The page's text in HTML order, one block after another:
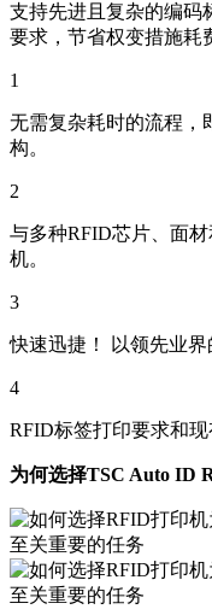
支持先进且复杂的编码
要求，节省权变措施耗
1
无需复杂耗时的流程，
构。
2
与多种RFID芯片、面
机。
3
快速迅捷！ 以领先业
4
RFID标签打印要求和现
为何选择TSC Auto ID